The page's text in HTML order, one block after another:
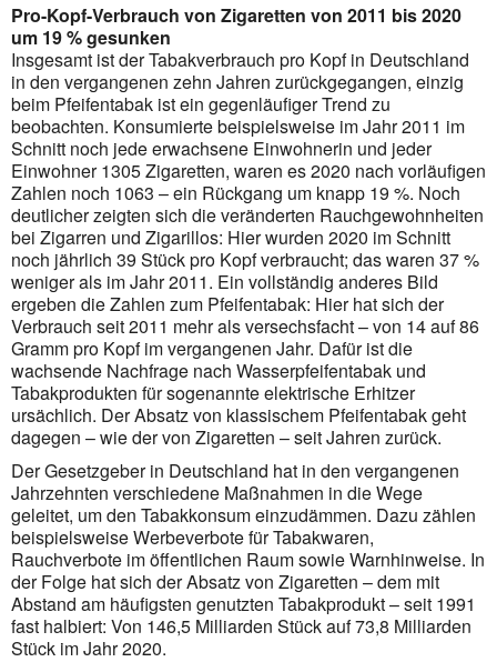
Pro-Kopf-Verbrauch von Zigaretten von 2011 bis 2020
um 19 % gesunken
Insgesamt ist der Tabakverbrauch pro Kopf in Deutschland
in den vergangenen zehn Jahren zurückgegangen, einzig
beim Pfeifentabak ist ein gegenläufiger Trend zu
beobachten. Konsumierte beispielsweise im Jahr 2011 im
Schnitt noch jede erwachsene Einwohnerin und jeder
Einwohner 1305 Zigaretten, waren es 2020 nach vorläufigen
Zahlen noch 1063 – ein Rückgang um knapp 19 %. Noch
deutlicher zeigten sich die veränderten Rauchgewohnheiten
bei Zigarren und Zigarillos: Hier wurden 2020 im Schnitt
noch jährlich 39 Stück pro Kopf verbraucht; das waren 37 %
weniger als im Jahr 2011. Ein vollständig anderes Bild
ergeben die Zahlen zum Pfeifentabak: Hier hat sich der
Verbrauch seit 2011 mehr als versechsfacht – von 14 auf 86
Gramm pro Kopf im vergangenen Jahr. Dafür ist die
wachsende Nachfrage nach Wasserpfeifentabak und
Tabakprodukten für sogenannte elektrische Erhitzer
ursächlich. Der Absatz von klassischem Pfeifentabak geht
dagegen – wie der von Zigaretten – seit Jahren zurück.
Der Gesetzgeber in Deutschland hat in den vergangenen
Jahrzehnten verschiedene Maßnahmen in die Wege
geleitet, um den Tabakkonsum einzudämmen. Dazu zählen
beispielsweise Werbeverbote für Tabakwaren,
Rauchverbote im öffentlichen Raum sowie Warnhinweise. In
der Folge hat sich der Absatz von Zigaretten – dem mit
Abstand am häufigsten genutzten Tabakprodukt – seit 1991
fast halbiert: Von 146,5 Milliarden Stück auf 73,8 Milliarden
Stück im Jahr 2020.